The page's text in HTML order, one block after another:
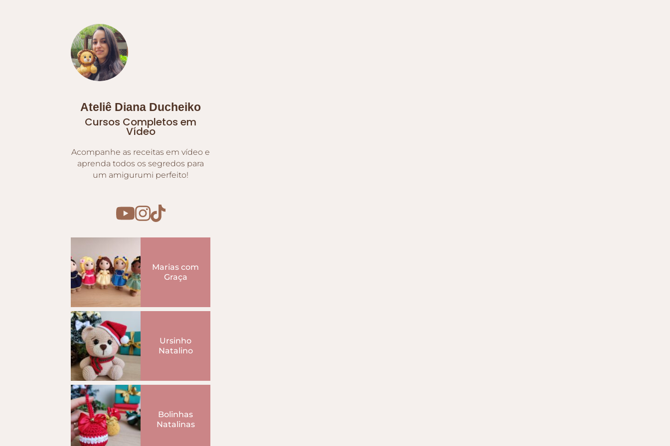
Ateliê Diana Ducheiko
Cursos Completos em
Vídeo
Acompanhe as receitas em vídeo e
aprenda todos os segredos para
um amigurumi perfeito!
Marias com
Graça
Ursinho
Natalino
Bolinhas
Natalinas